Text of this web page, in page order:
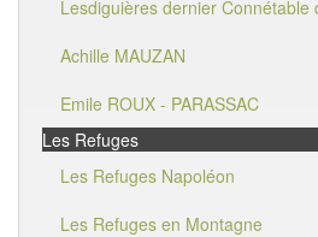
Lesdiguières dernier Connétable
Achille MAUZAN
Emile ROUX - PARASSAC
Les Refuges
Les Refuges Napoléon
Les Refuges en Montagne